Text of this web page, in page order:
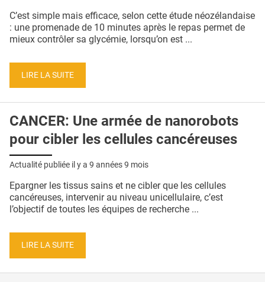
QUI SOMMES-NOUS ?
CONDITIONS GÉNÉRALES
CRÉDITS
C’est simple mais efficace, selon cette étude néozélandaise
: une promenade de 10 minutes après le repas permet de
mieux contrôler sa glycémie, lorsqu’on est ...
LIRE LA SUITE
CANCER: Une armée de nanorobots
pour cibler les cellules cancéreuses
Actualité publiée il y a 9 années 9 mois
Epargner les tissus sains et ne cibler que les cellules
cancéreuses, intervenir au niveau unicellulaire, c’est
l’objectif de toutes les équipes de recherche ...
LIRE LA SUITE